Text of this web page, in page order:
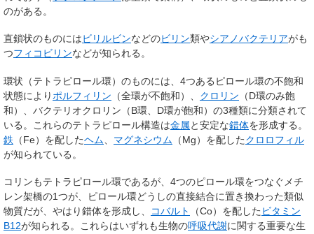
のがある。
直鎖状のものにはビリルビンなどのビリン類やシアノバクテリアがも
つフィコビリンなどが知られる。
環状（テトラピロール環）のものには、4つあるピロール環の不飽和
状態により ポルフィリン （全環が不飽和）、 クロリン （D環のみ飽
和）、バクテリオクロリン（B環、D環が飽和）の3種類に分類されて
いる。これらのテトラピロール構造は金属と安定な錯体を形成する。
鉄 （Fe）を配したヘム マグネシウム （Mg）を配したクロロフィル
が知られている。
コリンもテトラピロール環であるが、4つのピロール環をつなぐメチ
レン架橋の1つが、ピロール環どうしの直接結合に置き換わった類似
物質だが、やはり錯体を形成し、
コバルト （Co）を配した ビタミン
B12が知られる。これらはいずれも生物の呼吸代謝に関する重要な生